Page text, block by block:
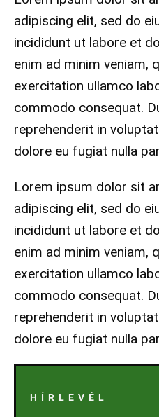
adipiscing elit, sed do
incididunt ut labore et
enim ad minim veniam,
exercitation ullamco
commodo consequat.
reprehenderit in
dolore eu fugiat nulla
Lorem ipsum dolor sit
adipiscing elit, sed do
incididunt ut labore et
enim ad minim veniam,
exercitation ullamco
commodo consequat.
reprehenderit in
dolore eu fugiat nulla
HÍRLEVÉL